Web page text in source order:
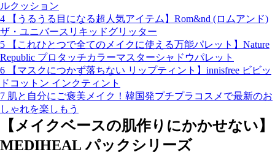
ルクッション
4 【うるうる目になる超人気アイテム】Rom&nd (ロムアンド)
ザ・ユニバースリキッドグリッター
5 【これひとつで全てのメイクに使える万能パレット】Nature
Republic プロタッチカラーマスターシャドウパレット
6 【マスクにつかず落ちない リップティント】innisfree ビビッ
ドコットン インクティント
7 肌と自分にご褒美メイク！韓国発プチプラコスメで最新のお
しゃれを楽しもう
【メイクベースの肌作りにかかせない】
MEDIHEAL パックシリーズ